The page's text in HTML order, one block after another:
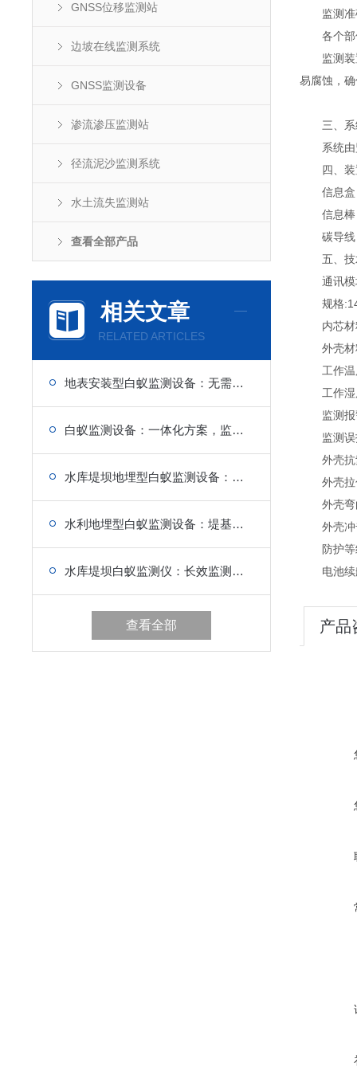
GNSS位移监测站
边坡在线监测系统
GNSS监测设备
渗流渗压监测站
径流泥沙监测系统
水土流失监测站
查看全部产品
相关文章
RELATED ARTICLES
地表安装型白蚁监测设备：无需开挖，不破坏地面，施工友好
白蚁监测设备：一体化方案，监测防治结合，效果更优
水库堤坝地埋型白蚁监测设备：低功耗设计，续航持久，减少运维
水利地埋型白蚁监测设备：堤基布设，水下防护，稳定可靠
水库堤坝白蚁监测仪：长效监测，耐水耐腐，适配水利工程
查看全部
监测准
各个部件
监测装置
易腐蚀，
三、系
系统由监
四、装
信息盒
信息棒：
碳导线：
五、技
通讯模
规格
内芯材料
外壳材料
工作温
工作湿
监测报
监测误
外壳抗
外壳拉
外壳弯
外壳冲
防护等
电池续
产品